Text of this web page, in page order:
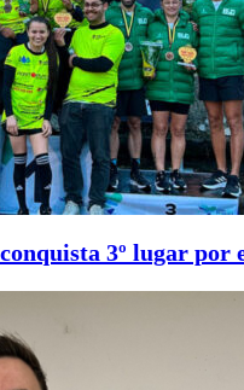
3º lugar